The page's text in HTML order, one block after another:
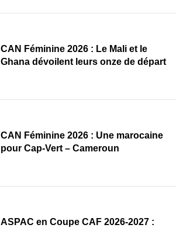
‎CAN Féminine 2026 : Le Mali et le
Ghana dévoilent leurs onze de départ
‎CAN Féminine 2026 : Une marocaine
pour Cap-Vert – Cameroun
ASPAC en Coupe CAF 2026-2027 :